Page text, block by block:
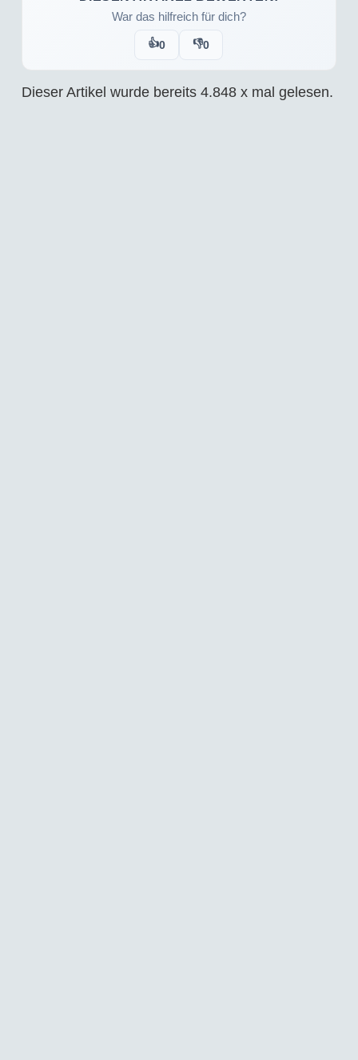
War das hilfreich für dich?
👍0 👎0
Dieser Artikel wurde bereits 4.848 x mal gelesen.